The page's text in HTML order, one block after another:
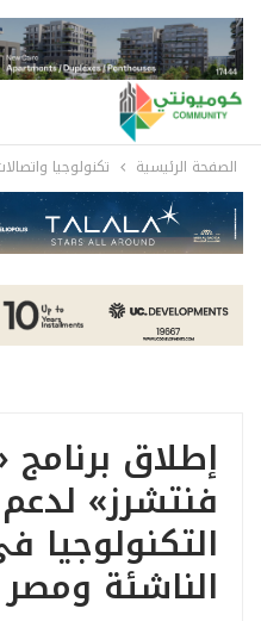
الصفحة الرئيسية تكنولوجيا
إطلاق برنامج
فنتشرز»
التكنولوجيا
الناشئة